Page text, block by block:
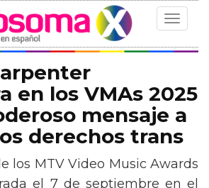
Toggle
en los VMAs 2025
mensaje a
derechos trans
los MTV Video Music Awards
el 7 de septiembre en el